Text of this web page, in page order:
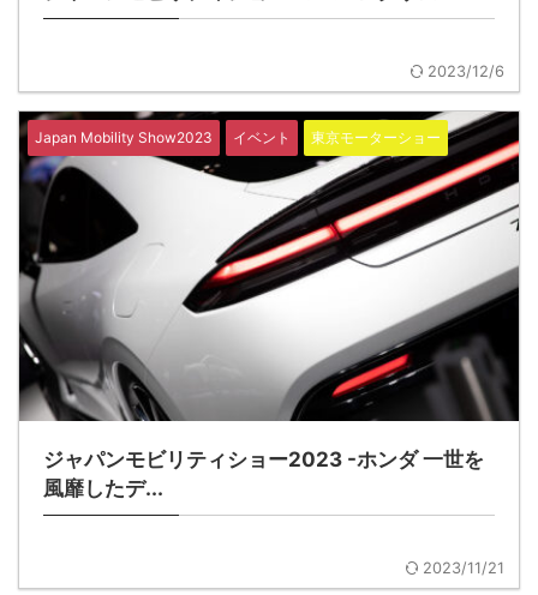
2023/12/6
Japan Mobility Show2023 イベント 東京モーターショー
ジャパンモビリティショー2023 -ホンダ 一世を
風靡したデ...
2023/11/21